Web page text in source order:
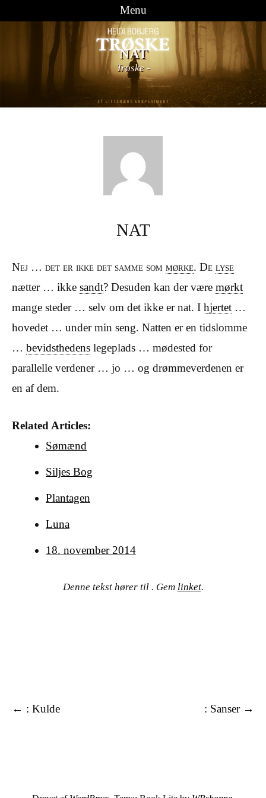
Menu
Videre til indhold
NAT
Trøske-
NAT
Nej … det er ikke det samme som mørke. De lyse
nætter … ikke sandt? Desuden kan der være mørkt
mange steder … selv om det ikke er nat. I hjertet …
hovedet … under min seng. Natten er en tidslomme
… bevidsthedens legeplads … mødested for
parallelle verdener … jo … og drømmeverdenen er
en af dem.
Related Articles:
Sømænd
Siljes Bog
Plantagen
Luna
18. november 2014
Denne tekst hører til . Gem linket.
Tekster : Sanser →
← : Kulde